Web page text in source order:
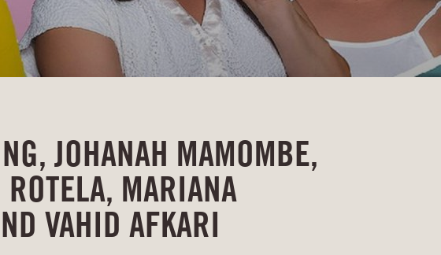
JOHANAH MAMOMBE,
MARIANA
VAHID AFKARI